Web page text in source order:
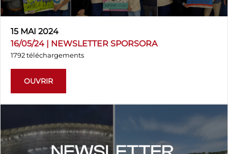
15 MAI 2024
16/05/24 | NEWSLETTER SPORSORA
1792 téléchargements
OUVRIR